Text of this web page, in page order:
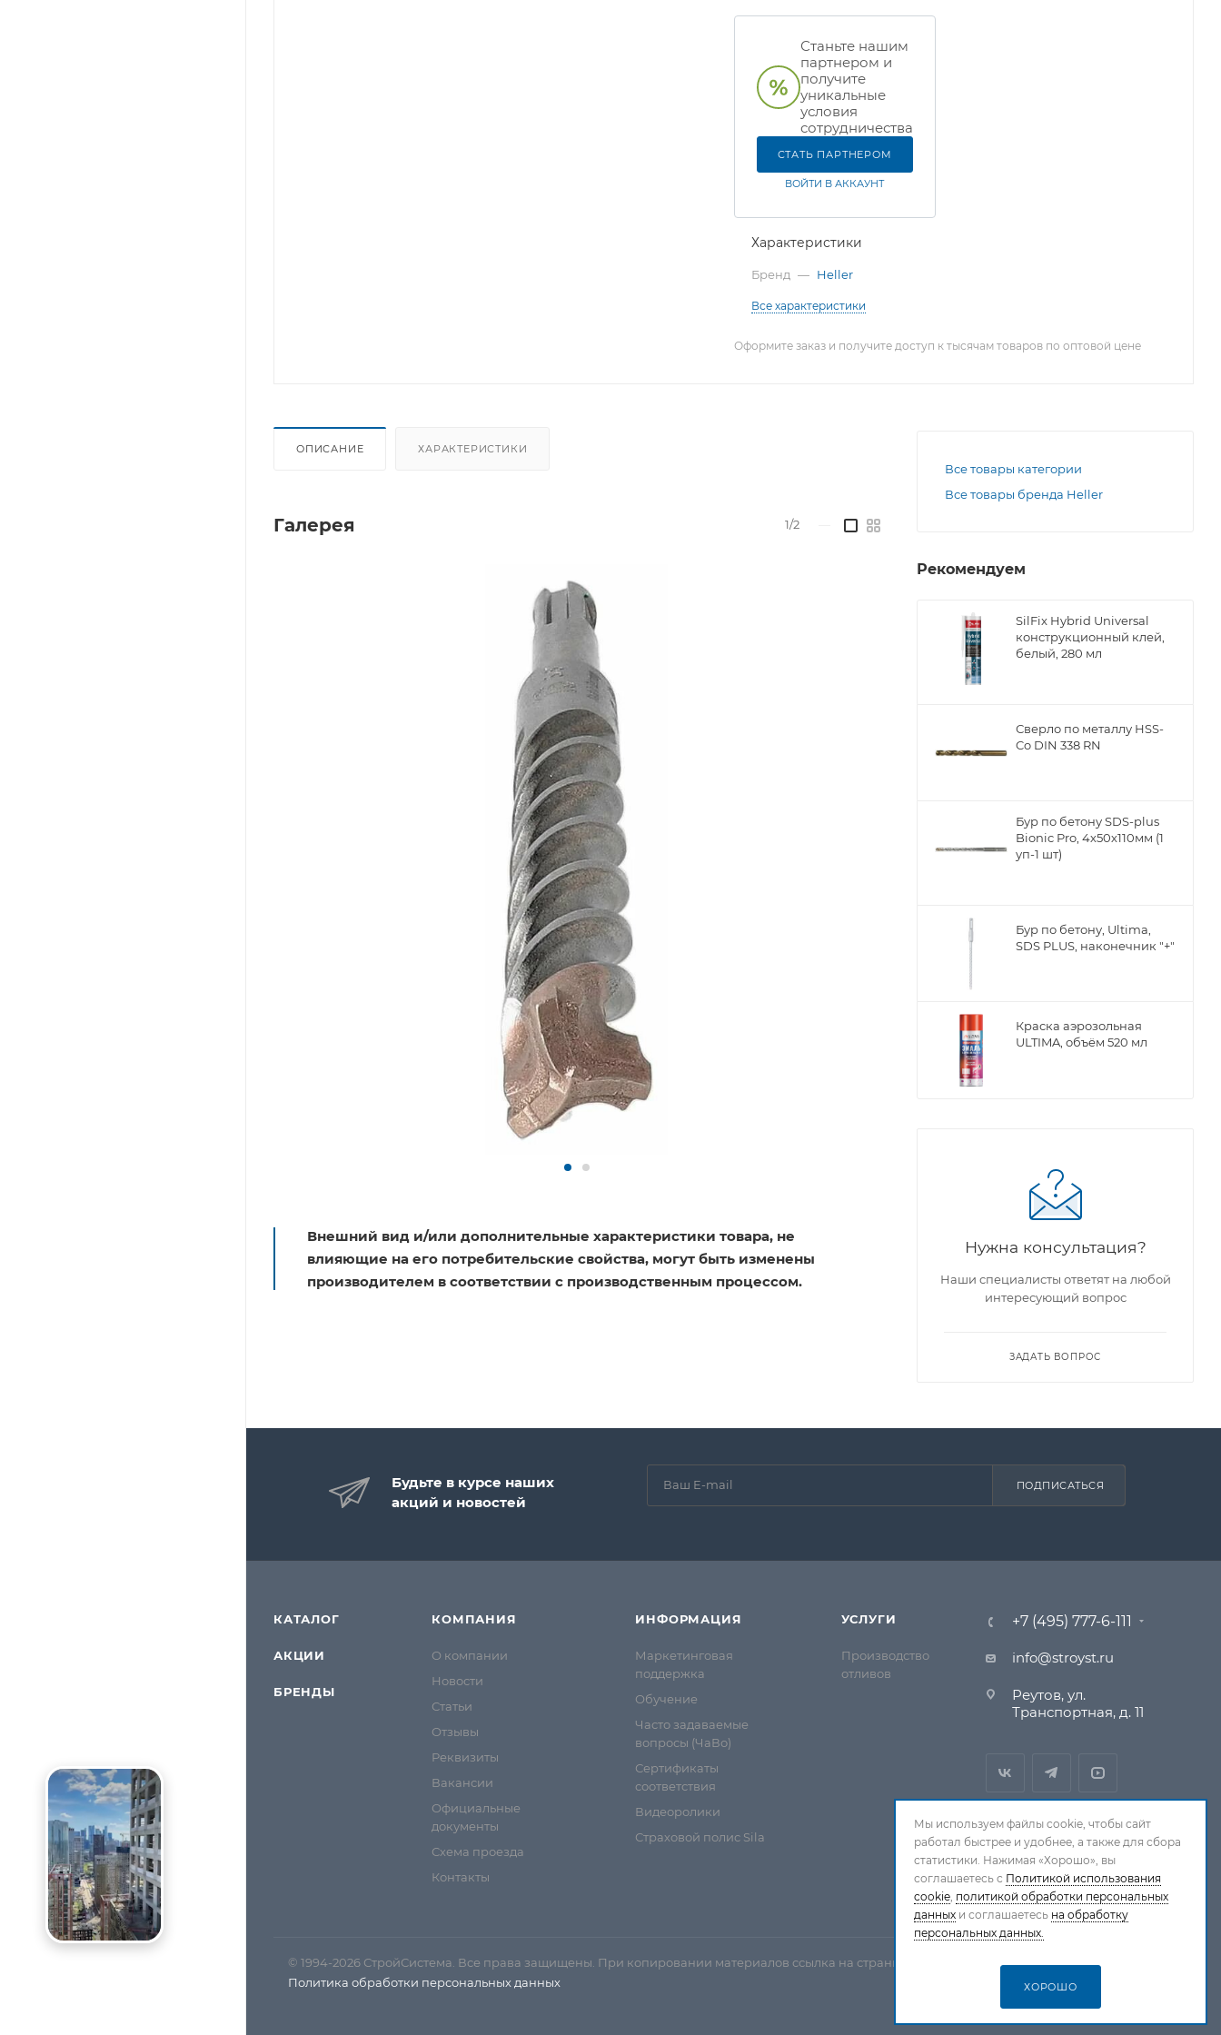
Станьте нашим
партнером и
получите
уникальные
условия
сотрудничества
СТАТЬ ПАРТНЕРОМ
ВОЙТИ В АККАУНТ
Характеристики
Бренд — Heller
Все характеристики
Оформите заказ и получите доступ к тысячам товаров по оптовой цене
ОПИСАНИЕ ХАРАКТЕРИСТИКИ
Галерея 1/2
Внешний вид и/или дополнительные характеристики товара, не
влияющие на его потребительские свойства, могут быть изменены
производителем в соответствии с производственным процессом.
Все товары категории
Все товары бренда Heller
Рекомендуем
SilFix Hybrid Universal
конструкционный клей,
белый, 280 мл
Сверло по металлу НSS-
Co DIN 338 RN
Бур по бетону SDS-plus
Bionic Pro, 4х50х110мм (1
уп-1 шт)
Бур по бетону, Ultima,
SDS PLUS, наконечник "+"
Краска аэрозольная
ULTIMA, объём 520 мл
Нужна консультация?
Наши специалисты ответят на любой
интересующий вопрос
ЗАДАТЬ ВОПРОС
Будьте в курсе наших
акций и новостей
ПОДПИСАТЬСЯ
КАТАЛОГ
АКЦИИ
БРЕНДЫ
КОМПАНИЯ
О компании
Новости
Статьи
Отзывы
Реквизиты
Вакансии
Официальные
документы
Схема проезда
Контакты
ИНФОРМАЦИЯ
Маркетинговая
поддержка
Обучение
Часто задаваемые
вопросы (ЧаВо)
Сертификаты
соответствия
Видеоролики
Страховой полис Sila
УСЛУГИ
Производство
отливов
+7 (495) 777-6-111
info@stroyst.ru
Реутов, ул.
Транспортная, д. 11
© 1994-2026 СтройСистема. Все права защищены. При копировании материалов ссылка на страницу-источник обязательна.
Политика обработки персональных данных
Мы используем файлы cookie, чтобы сайт
работал быстрее и удобнее, а также для сбора
статистики. Нажимая «Хорошо», вы
соглашаетесь с Политикой использования
cookie, политикой обработки персональных
данных и соглашаетесь на обработку
персональных данных.
ХОРОШО